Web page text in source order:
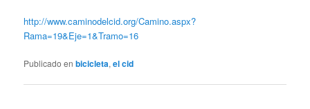
http://www.caminodelcid.org/Camino.aspx?
Rama=19&Eje=1&Tramo=16
Publicado en bicicleta,el cid